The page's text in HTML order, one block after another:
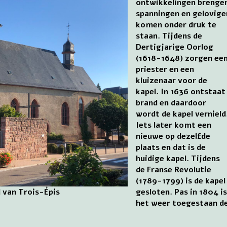
van Trois-Épis
ontwikkelingen
spanningen en
komen onder druk te
staan. Tijdens de
Dertigjarige Oorlog
(1618-1648) zorgen
priester en een
kluizenaar voor de
kapel. In 1636 ontstaat
brand en daardoor
wordt de kapel
Iets later komt een
nieuwe op dezelfde
plaats en dat is de
huidige kapel. Tijdens
de Franse Revolutie
(1789-1799) is de kapel
gesloten. Pas in 1804 is
het weer toegestaan